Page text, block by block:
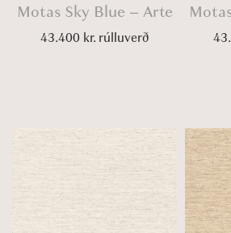
Motas Sky Blue – Arte
43.400 kr.rúlluverð